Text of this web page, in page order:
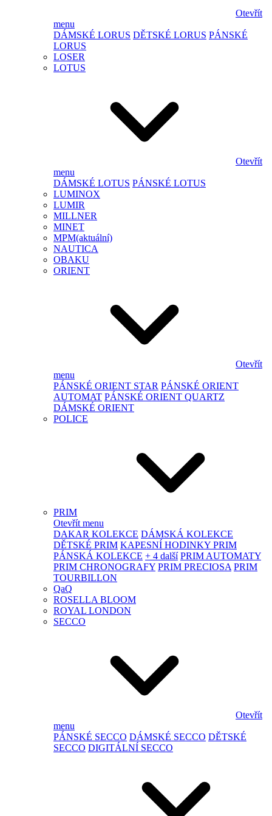
Otevřít
menu
DÁMSKÉ LORUS DĚTSKÉ LORUS PÁNSKÉ
LORUS
LOSER
LOTUS
Otevřít
menu
DÁMSKÉ LOTUS PÁNSKÉ LOTUS
LUMINOX
LUMIR
MILLNER
MINET
MPM(aktuální)
NAUTICA
OBAKU
ORIENT
Otevřít
menu
PÁNSKÉ ORIENT STAR PÁNSKÉ ORIENT
AUTOMAT PÁNSKÉ ORIENT QUARTZ
DÁMSKÉ ORIENT
POLICE
PRIM
Otevřít menu
DAKAR KOLEKCE DÁMSKÁ KOLEKCE
DĚTSKÉ PRIM KAPESNÍ HODINKY PRIM
PÁNSKÁ KOLEKCE + 4 další PRIM AUTOMATY
PRIM CHRONOGRAFY PRIM PRECIOSA PRIM
TOURBILLON
QaQ
ROSELLA BLOOM
ROYAL LONDON
SECCO
Otevřít
menu
PÁNSKÉ SECCO DÁMSKÉ SECCO DĚTSKÉ
SECCO DIGITÁLNÍ SECCO